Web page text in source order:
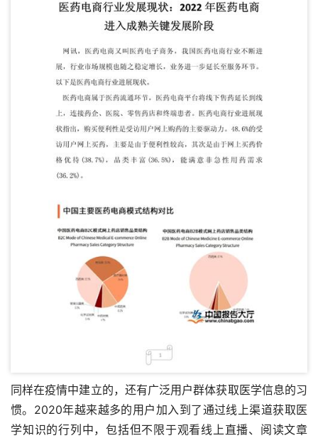
同样在疫情中建立的，还有广泛用户群体获取医学信息的习
惯。2020年越来越多的用户加入到了通过线上渠道获取医
学知识的行列中，包括但不限于观看线上直播、阅读文章